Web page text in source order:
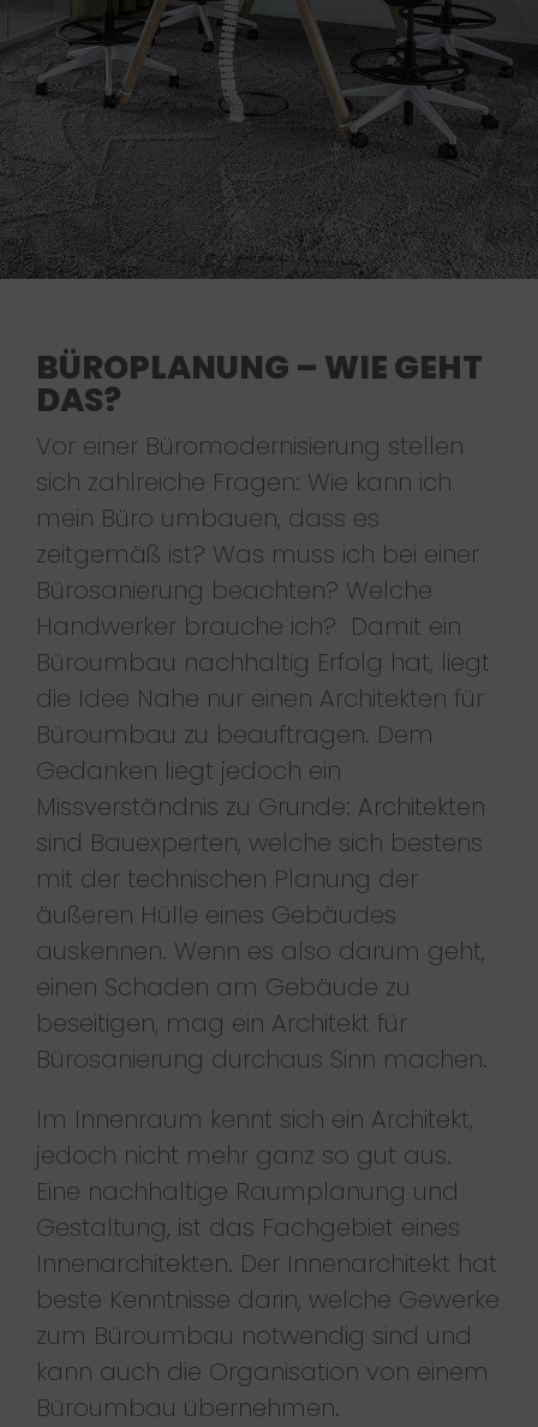
BÜROPLANUNG – WIE GEHT
DAS?
Vor einer Büromodernisierung stellen
sich zahlreiche Fragen: Wie kann ich
mein Büro umbauen, dass es
zeitgemäß ist? Was muss ich bei einer
Bürosanierung beachten? Welche
Handwerker brauche ich? Damit ein
Büroumbau nachhaltig Erfolg hat, liegt
die Idee Nahe nur einen Architekten für
Büroumbau zu beauftragen. Dem
Gedanken liegt jedoch ein
Missverständnis zu Grunde: Architekten
sind Bauexperten, welche sich bestens
mit der technischen Planung der
äußeren Hülle eines Gebäudes
auskennen. Wenn es also darum geht,
einen Schaden am Gebäude zu
beseitigen, mag ein Architekt für
Bürosanierung durchaus Sinn machen.
Im Innenraum kennt sich ein Architekt,
jedoch nicht mehr ganz so gut aus.
Eine nachhaltige Raumplanung und
Gestaltung, ist das Fachgebiet eines
Innenarchitekten. Der Innenarchitekt hat
beste Kenntnisse darin, welche Gewerke
zum Büroumbau notwendig sind und
kann auch die Organisation von einem
Büroumbau übernehmen.